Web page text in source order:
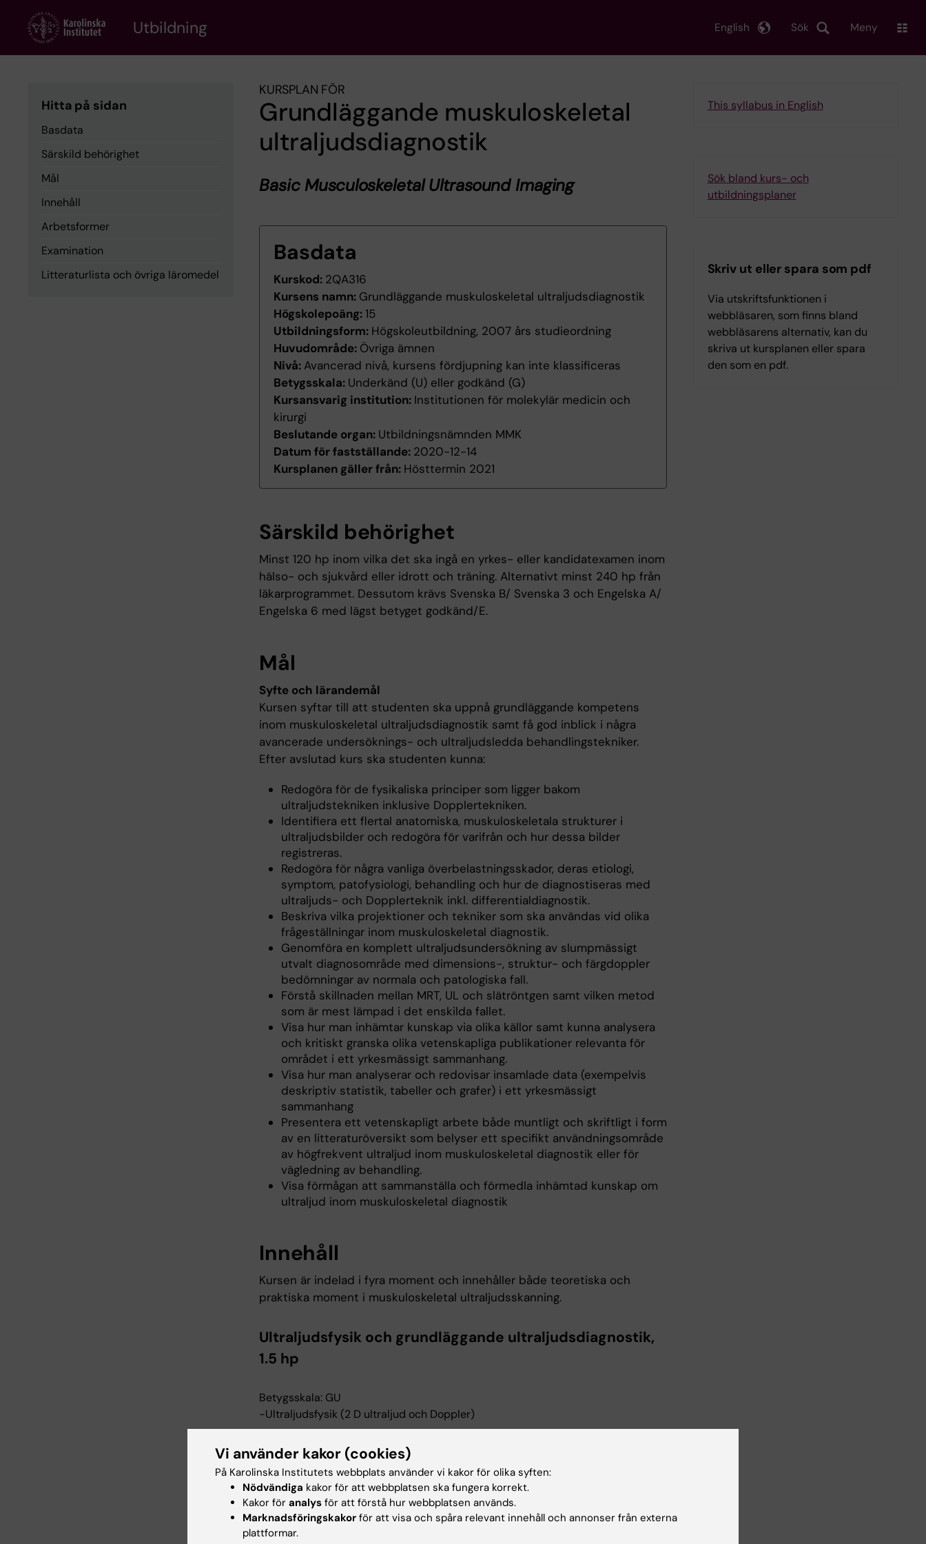
content
Utbildning Sök
English Meny
Hitta på sidan
Basdata
Särskild behörighet
Mål
Innehåll
Arbetsformer
Examination
Litteraturlista och övriga läromedel
KURSPLAN FÖR
Grundläggande muskuloskeletal
ultraljudsdiagnostik
Basic Musculoskeletal Ultrasound Imaging
Basdata
Kurskod: 2QA316
Kursens namn: Grundläggande muskuloskeletal ultraljudsdiagnostik
Högskolepoäng:15
Utbildningsform: Högskoleutbildning, 2007 års studieordning
Huvudområde: Övriga ämnen
Nivå: Avancerad nivå, kursens fördjupning kan inte klassificeras
Betygsskala: Underkänd (U) eller godkänd (G)
Kursansvarig institution: Institutionen för molekylär medicin och
kirurgi
Beslutande organ: Utbildningsnämnden MMK
Datum för fastställande: 2020-12-14
Kursplanen gäller från: Hösttermin 2021
Särskild behörighet
Minst 120 hp inom vilka det ska ingå en yrkes- eller kandidatexamen inom
hälso- och sjukvård eller idrott och träning. Alternativt minst 240 hp från
läkarprogrammet. Dessutom krävs Svenska B/ Svenska 3 och Engelska A/
Engelska 6 med lägst betyget godkänd/E.
Mål
Syfte och lärandemål
Kursen syftar till att studenten ska uppnå grundläggande kompetens
inom muskuloskeletal ultraljudsdiagnostik samt få god inblick i några
avancerade undersöknings- och ultraljudsledda behandlingstekniker.
Efter avslutad kurs ska studenten kunna:
Redogöra för de fysikaliska principer som ligger bakom
ultraljudstekniken inklusive Dopplertekniken.
Identifiera ett flertal anatomiska, muskuloskeletala strukturer i
ultraljudsbilder och redogöra för varifrån och hur dessa bilder
registreras.
Redogöra för några vanliga överbelastningsskador, deras etiologi,
symptom, patofysiologi, behandling och hur de diagnostiseras med
ultraljuds- och Dopplerteknik inkl. differentialdiagnostik.
Beskriva vilka projektioner och tekniker som ska användas vid olika
frågeställningar inom muskuloskeletal diagnostik.
Genomföra en komplett ultraljudsundersökning av slumpmässigt
utvalt diagnosområde med dimensions-, struktur- och färgdoppler
bedömningar av normala och patologiska fall.
Förstå skillnaden mellan MRT, UL och slätröntgen samt vilken metod
som är mest lämpad i det enskilda fallet.
Visa hur man inhämtar kunskap via olika källor samt kunna analysera
och kritiskt granska olika vetenskapliga publikationer relevanta för
området i ett yrkesmässigt sammanhang.
Visa hur man analyserar och redovisar insamlade data (exempelvis
deskriptiv statistik, tabeller och grafer) i ett yrkesmässigt
sammanhang
Presentera ett vetenskapligt arbete både muntligt och skriftligt i form
av en litteraturöversikt som belyser ett specifikt användningsområde
av högfrekvent ultraljud inom muskuloskeletal diagnostik eller för
vägledning av behandling.
Visa förmågan att sammanställa och förmedla inhämtad kunskap om
ultraljud inom muskuloskeletal diagnostik
Innehåll
Kursen är indelad i fyra moment och innehåller både teoretiska och
praktiska moment i muskuloskeletal ultraljudsskanning.
Ultraljudsfysik och grundläggande ultraljudsdiagnostik,
1.5 hp
Betygsskala: GU
-Ultraljudsfysik (2 D ultraljud och Doppler)
-Maskinkunskap (terminologi och inställningar)
-Skanningstekniker och projektioner
-Felkällor
-Dokumentation och svarsutlåtanden
This syllabus in English
Sök bland kurs- och
utbildningsplaner
Skriv ut eller spara som pdf
Via utskriftsfunktionen i
webbläsaren, som finns bland
webbläsarens alternativ, kan du
skriva ut kursplanen eller spara
den som en pdf.
Vi använder kakor (cookies)
På Karolinska Institutets webbplats använder vi kakor för olika syften:
Nödvändiga kakor för att webbplatsen ska fungera korrekt.
Kakor för analys för att förstå hur webbplatsen används.
Marknadsföringskakor för att visa och spåra relevant innehåll och annonser från externa
plattformar.